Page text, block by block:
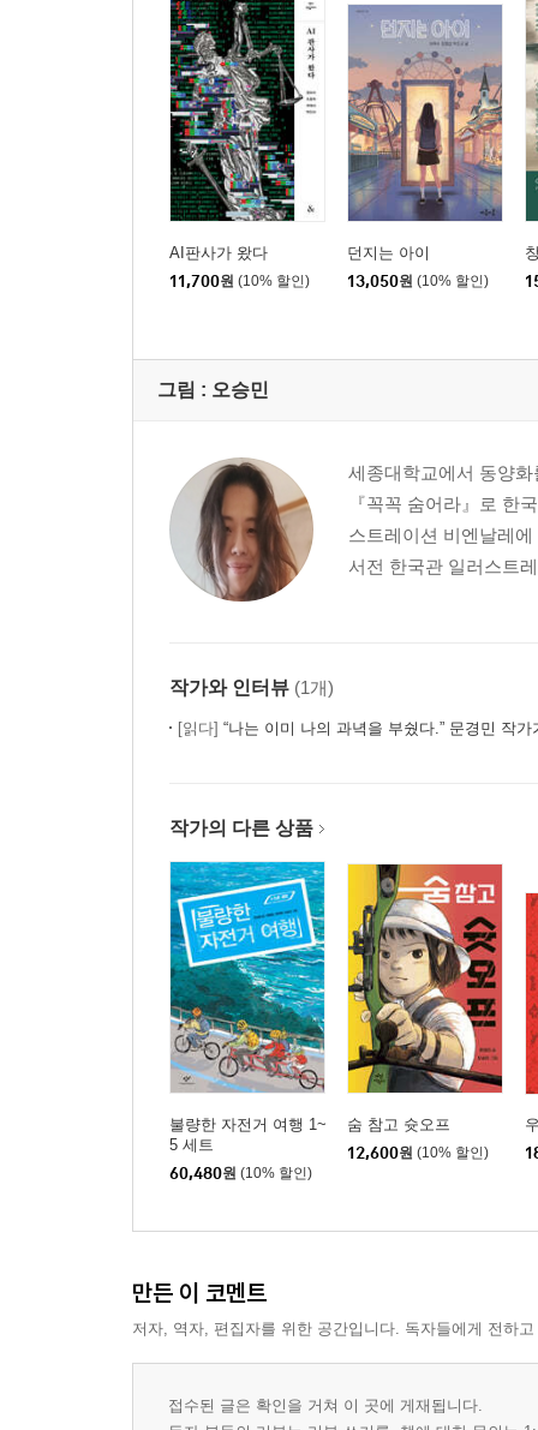
AI판사가 왔다
11,700원 (10% 할인)
던지는 아이
13,050원 (10% 할인)
그림 : 오승민
세종대학교에서 동양
『꼭꼭 숨어라』로 한
스트레이션 비엔날레
서전 한국관 일러스트
작가와 인터뷰 (1개)
[읽다] “나는 이미 나의 과녁을 부쉈다.” 문경민 작가가 부순 과
작가의 다른 상품
불량한 자전거 여행 1~
5 세트
60,480원 (10% 할인)
숨 참고 슛오프
12,600원 (10% 할인)
만든 이 코멘트
저자, 역자, 편집자를 위한 공간입니다. 독자들에게 전하
접수된 글은 확인을 거쳐 이 곳에 게재됩니다.